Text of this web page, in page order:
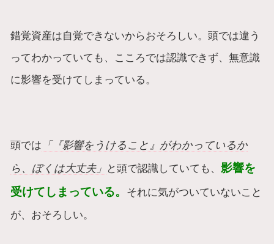
錯覚資産は自覚できないからおそろしい。頭では違う
ってわかっていても、こころでは認識できず、無意識
に影響を受けてしまっている。
頭では 「『影響をうけること』がわかっているか
ら、ぼくは大丈夫」 と頭で認識していても、影響を
受けてしまっている。 それに気がついていないこと
が、おそろしい。